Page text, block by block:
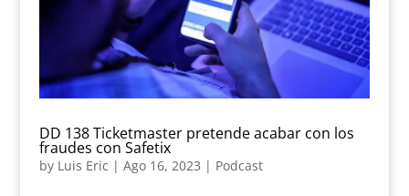
DD 138 Ticketmaster pretende acabar con los
fraudes con Safetix
by Luis Eric | Ago 16, 2023 | Podcast